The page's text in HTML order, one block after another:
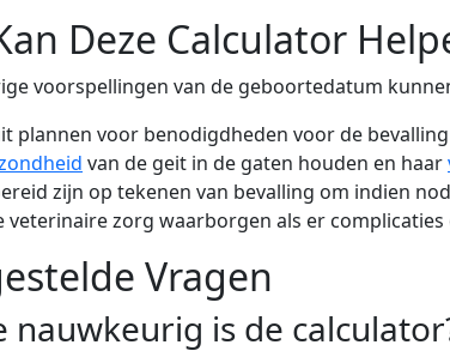
Deze Calculator
voorspellingen van de geboortedatum
plannen voor benodigdheden voor de
van de geit in de gaten houden en haar
zijn op tekenen van bevalling om indien
veterinaire zorg waarborgen als er
Vragen
nauwkeurig is de